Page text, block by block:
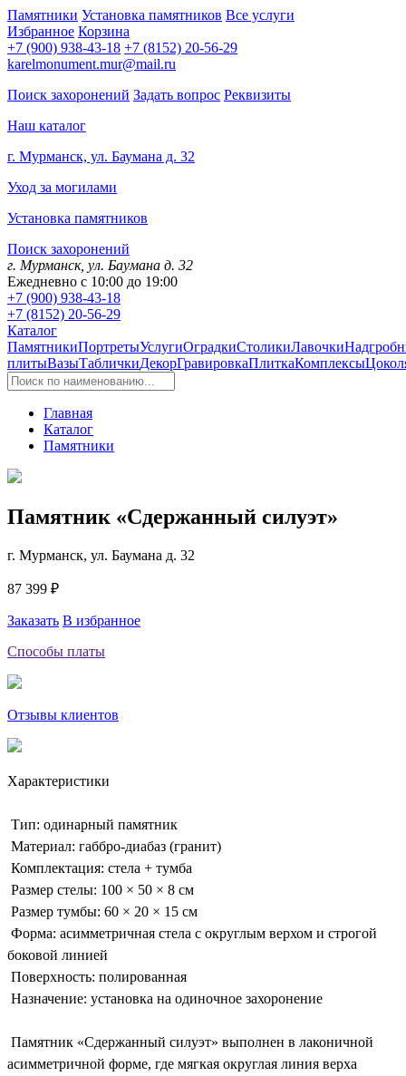
Памятники Установка памятников Все услуги
Избранное Корзина
+7 (900) 938-43-18 +7 (8152) 20-56-29
karelmonument.mur@mail.ru
Поиск захоронений Задать вопрос Реквизиты
Наш каталог
г. Мурманск, ул. Баумана д. 32
Уход за могилами
Установка памятников
Поиск захоронений
г. Мурманск, ул. Баумана д. 32
Ежедневно с 10:00 до 19:00
+7 (900) 938-43-18
+7 (8152) 20-56-29
Каталог
ПамятникиПортретыУслугиОградкиСтоликиЛавочки
плитыВазыТабличкиДекорГравировкаПлиткаКомплексы
Главная
Каталог
Памятники
Памятник «Сдержанный силуэт»
г. Мурманск, ул. Баумана д. 32
87 399 ₽
Заказать В избранное
Способы платы
Отзывы клиентов
Характеристики
Тип: одинарный памятник
Материал: габбро-диабаз (гранит)
Комплектация: стела + тумба
Размер стелы: 100 × 50 × 8 см
Размер тумбы: 60 × 20 × 15 см
Форма: асимметричная стела с округлым верхом и строгой
боковой линией
Поверхность: полированная
Назначение: установка на одиночное захоронение
Памятник «Сдержанный силуэт» выполнен в лаконичной
асимметричной форме, где мягкая округлая линия верха